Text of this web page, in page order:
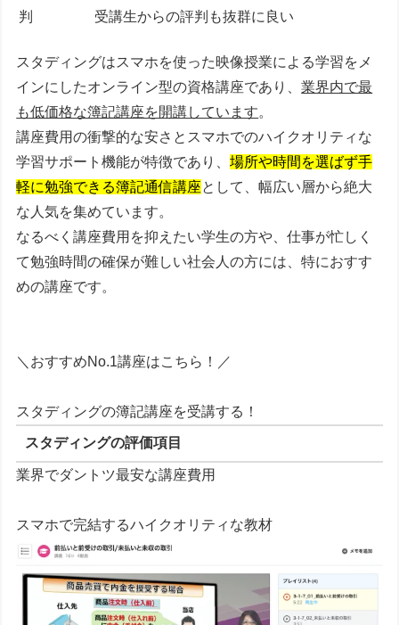
判
受講生からの評判も抜群に良い
スタディングはスマホを使った映像授業による学習をメ
インにしたオンライン型の資格講座であり、業界内で最
も低価格な簿記講座を開講しています。
講座費用の衝撃的な安さとスマホでのハイクオリティな
学習サポート機能が特徴であり、場所や時間を選ばず手
軽に勉強できる簿記通信講座として、幅広い層から絶大
な人気を集めています。
なるべく講座費用を抑えたい学生の方や、仕事が忙しく
て勉強時間の確保が難しい社会人の方には、特におすす
めの講座です。
＼おすすめNo.1講座はこちら！／
スタディングの簿記講座を受講する！
スタディングの評価項目
業界でダントツ最安な講座費用
スマホで完結するハイクオリティな教材